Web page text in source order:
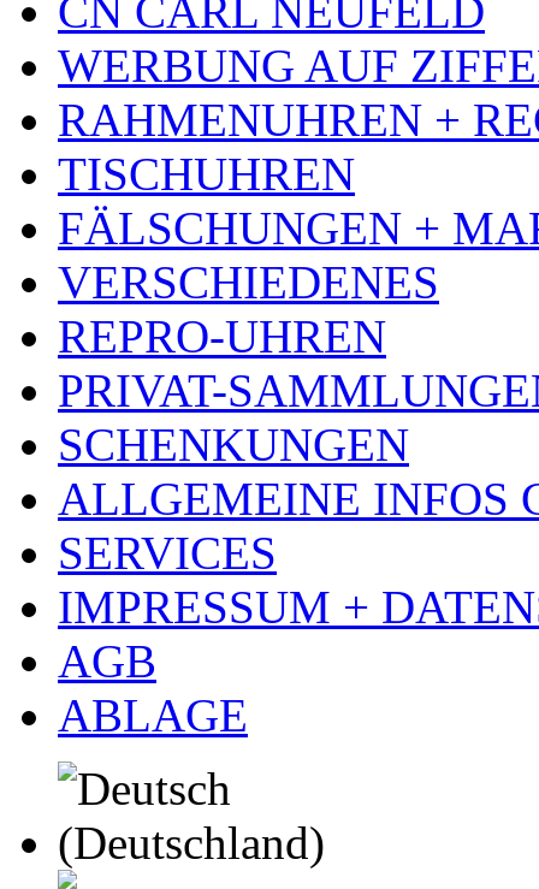
CN CARL NEUFELD
WERBUNG AUF
RAHMENUHREN +
TISCHUHREN
FÄLSCHUNGEN +
VERSCHIEDENES
REPRO-UHREN
PRIVAT-
SCHENKUNGEN
ALLGEMEINE INFOS
SERVICES
IMPRESSUM +
AGB
ABLAGE